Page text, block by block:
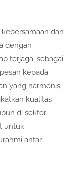
dan
dengan
terjaga, sebagai
kepada
yang harmonis,
kualitas
di sektor
untuk
antar